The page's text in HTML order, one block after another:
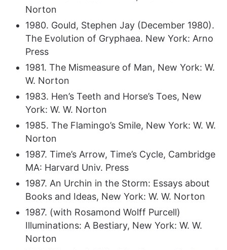
Norton
1980. Gould, Stephen Jay (December 1980).
The Evolution of Gryphaea. New York: Arno
Press
1981. The Mismeasure of Man, New York: W.
W. Norton
1983. Hen’s Teeth and Horse’s Toes, New
York: W. W. Norton
1985. The Flamingo’s Smile, New York: W. W.
Norton
1987. Time’s Arrow, Time’s Cycle, Cambridge
MA: Harvard Univ. Press
1987. An Urchin in the Storm: Essays about
Books and Ideas, New York: W. W. Norton
1987. (with Rosamond Wolff Purcell)
Illuminations: A Bestiary, New York: W. W.
Norton